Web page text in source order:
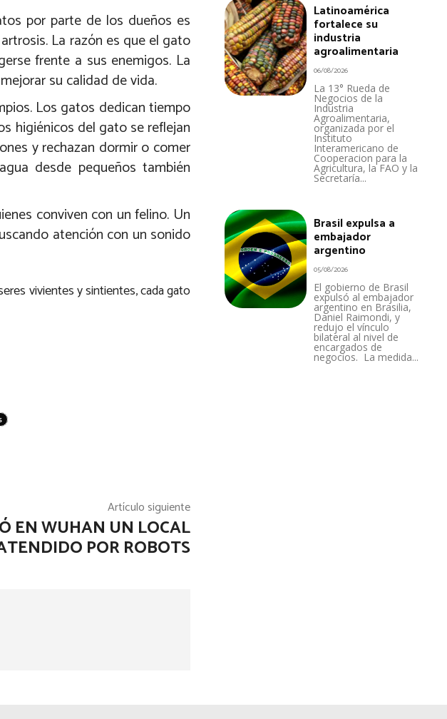
por parte de los dueños es
La razón es que el gato
frente a sus enemigos. La
su calidad de vida.
Los gatos dedican tiempo
higiénicos del gato se reflejan
y rechazan dormir o comer
desde pequeños también
conviven con un felino. Un
atención con un sonido
vivientes y sintientes, cada gato
Artículo siguiente
EN WUHAN UN LOCAL
POR ROBOTS
Latinoamérica
fortalece su
industria
agroalimentaria
06/08/2026
La 13° Rueda de
Negocios de la
Industria
Agroalimentaria,
organizada por el
Instituto
Interamericano de
Cooperacion para la
Agricultura, la FAO y la
Secretaría...
Brasil expulsa a
embajador
argentino
05/08/2026
El gobierno de Brasil
expulsó al embajador
argentino en Brasilia,
Daniel Raimondi, y
redujo el vínculo
bilateral al nivel de
encargados de
negocios. La medida...